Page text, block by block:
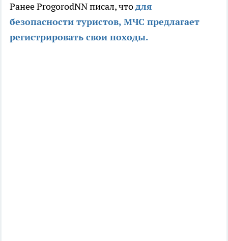
Ранее ProgorodNN писал, чтодля
безопасности туристов, МЧС предлагает
регистрировать свои походы.